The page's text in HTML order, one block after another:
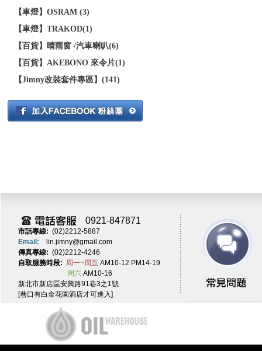
【車燈】OSRAM (3)
【車燈】TRAKOD(1)
【百貨】晴雨窗 /汽車喇叭(6)
【百貨】AKEBONO 來令片(1)
【Jimny改裝套件專區】(141)
0921-847871
市話專線: (02)2212-5887
Email: lin.jimny@gmail.com
傳真專線: (02)2212-4246
自取服務時段: 周一~周五 AM10-12 PM14-19
周六 AM10-16
新北市新店區安興路91巷3之1號
[巷口有白金花園酒店才可進入]